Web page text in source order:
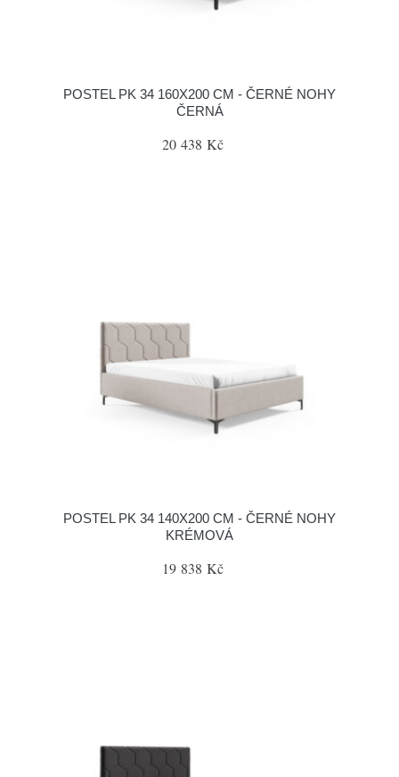
POSTEL PK 34 160X200 CM - ČERNÉ NOHY
ČERNÁ
20 438 Kč
POSTEL PK 34 140X200 CM - ČERNÉ NOHY
KRÉMOVÁ
19 838 Kč